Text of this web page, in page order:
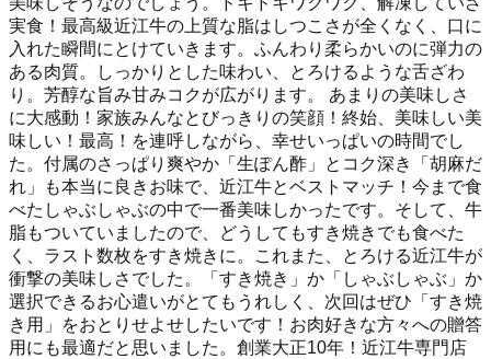
実食！最高級近江牛の上質な脂はしつこさが全くなく、口に
入れた瞬間にとけていきます。ふんわり柔らかいのに弾力の
ある肉質。しっかりとした味わい、とろけるような舌ざわ
り。芳醇な旨み甘みコクが広がります。 あまりの美味しさ
に大感動！家族みんなとびっきりの笑顔！終始、美味しい美
味しい！最高！を連呼しながら、幸せいっぱいの時間でし
た。付属のさっぱり爽やか「生ぽん酢」とコク深き「胡麻だ
れ」も本当に良きお味で、近江牛とベストマッチ！今まで食
べたしゃぶしゃぶの中で一番美味しかったです。そして、牛
脂もついていましたので、どうしてもすき焼きでも食べた
く、ラスト数枚をすき焼きに。これまた、とろける近江牛が
衝撃の美味しさでした。「すき焼き」か「しゃぶしゃぶ」か
選択できるお心遣いがとてもうれしく、次回はぜひ「すき焼
き用」をおとりせよせしたいです！お肉好きな方々への贈答
用にも最適だと思いました。創業大正10年！近江牛専門店